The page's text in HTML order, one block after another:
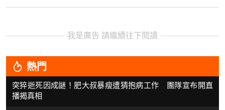
我是廣告 請繼續往下閱讀
熱門
突猝逝死因成謎！肥大叔暴瘦遭猜抱病工作 團隊宣布開直
播揭真相